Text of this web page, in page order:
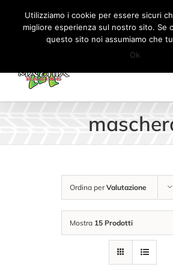
Salta
contenuto
Il mio account
Ordina perValutazione
Mostra 15 Prodotti
Utilizziamo i cookie per essere sicuri
migliore esperienza sul nostro sito. Se
questo sito noi assumiamo che
Ok